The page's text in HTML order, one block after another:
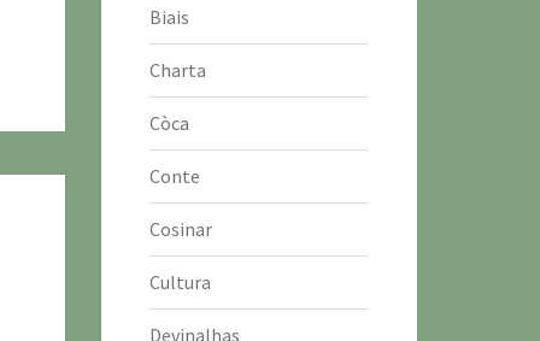
Biais
Charta
Còca
Conte
Cosinar
Cultura
Devinalhas